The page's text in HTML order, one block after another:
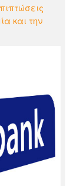
και την